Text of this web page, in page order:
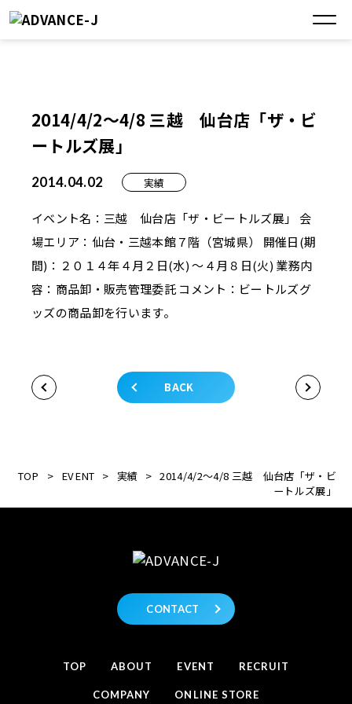
2014/4/2～4/8 三越 仙台店「ザ・ビ
ートルズ展」
2014.04.02 実績
イベント名：三越 仙台店「ザ・ビートルズ展」 会
場エリア：仙台・三越本館７階（宮城県） 開催日(期
間)：２０１４年４月２日(水) ～４月８日(火) 業務内
容：商品卸・販売管理委託 コメント：ビートルズグ
ッズの商品卸を行います。
BACK
TOP > EVENT > 実績 > 2014/4/2～4/8 三越 仙台店「ザ・ビ
ートルズ展」
CONTACT
TOP ABOUT EVENT RECRUIT
COMPANY ONLINE STORE